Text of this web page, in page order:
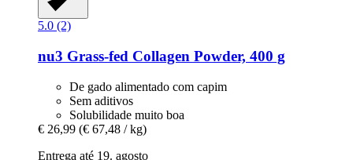
5.0 (2)
nu3 Grass-​fed Collagen Powder, 400 g
De gado alimentado com capim
Sem aditivos
Solubilidade muito boa
€ 26,99 (€ 67,48 / kg)
Entrega até 19. agosto